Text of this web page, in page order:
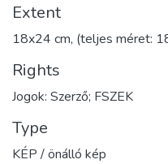
Extent
18x24 cm, (teljes méret:
Rights
Jogok: Szerző; FSZEK
Type
KÉP / önálló kép